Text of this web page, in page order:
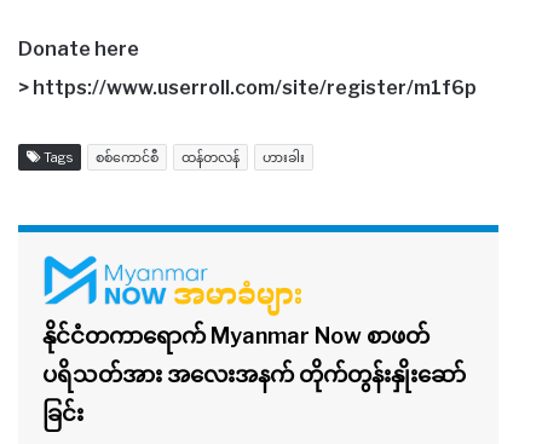
Donate here
> https://www.userroll.com/site/register/m1f6p
Tags စစ်ကောင်စီ ထန်တလန် ဟားခါး
နိုင်ငံတကာရောက် Myanmar Now စာဖတ်
ပရိသတ်အား အလေးအနက် တိုက်တွန်းနှိုးဆော်
ခြင်း